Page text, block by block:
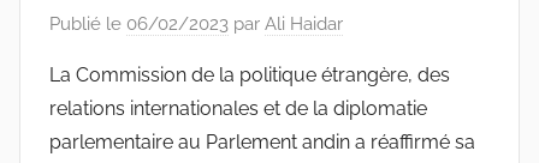
Publié le 06/02/2023 par Ali Haidar
La Commission de la politique étrangère, des
relations internationales et de la diplomatie
parlementaire au Parlement andin a réaffirmé sa